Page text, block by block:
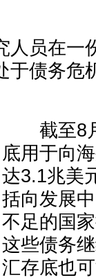
员在一
于债务危
截至8月
底用于向
达3.1兆美
括向发展
不足的国
这些债务
汇存底也